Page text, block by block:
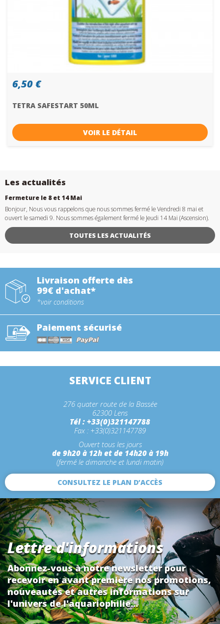
6,50 €
TETRA SAFESTART 50ML
VOIR LE DÉTAIL
Les actualités
Fermeture le 8 et 14 Mai
Bonjour, Nous vous rappelons que nous sommes fermé le Vendredi 8 mai et
ouvert le samedi 9. Nous sommes également fermé le Jeudi 14 Mai (Ascension).
TOUTES LES ACTUALITÉS
Livraison offerte dès
99€ d'achat*
*voir conditions
Paiement sécurisé
SERVICE CLIENT
276 quater route de la Bassée
62300 Lens
Tél : +33(0)321147788
Fax : +33(0)321147789
Ouvert tous les jours
de 9h20 à 12h et de 14h20 à 19h
(fermé le dimanche et lundi matin)
CONSULTEZ LE PLAN D’ACCÈS
Lettre d'informations
Abonnez-vous à notre newsletter pour
recevoir en avant première nos promotions,
nouveautés et autres informations sur
l'univers de l'aquariophilie...